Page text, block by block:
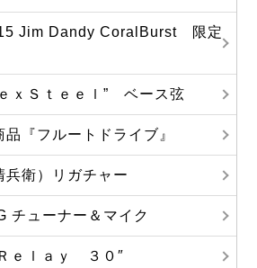
Jim Dandy CoralBurst 限定
ｘＳｔｅｅｌ” ベース弦
『フルートドライブ』
衛）リガチャー
チューナー＆マイク
ｅｌａｙ ３０″